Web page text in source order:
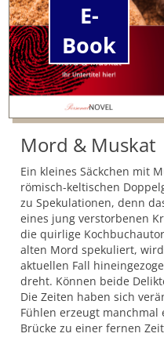
E-
Book
Mord & Muskat
Ein kleines Säckchen mit
römisch-keltischen
zu Spekulationen, denn
eines jung verstorbenen
die quirlige
alten Mord spekuliert,
aktuellen Fall
dreht. Können beide
Die Zeiten haben sich
Fühlen erzeugt
Brücke zu einer fernen